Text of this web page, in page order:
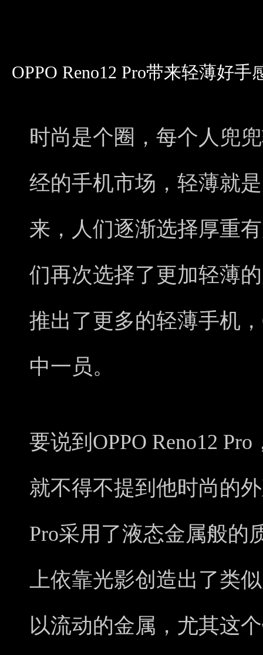
OPPO Reno12 Pro带来轻薄好
时尚是个圈，每个人兜
经的手机市场，轻薄就
来，人们逐渐选择厚重
们再次选择了更加轻薄
推出了更多的轻薄手机，
中一员。
要说到OPPO Reno12
就不得不提到他时尚的
Pro采用了液态金属般的
上依靠光影创造出了类
以流动的金属，尤其这